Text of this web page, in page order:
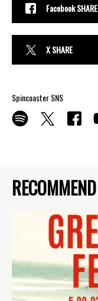
RECOMMEND
Facebook SHARE
X SHARE
Spincoaster SNS